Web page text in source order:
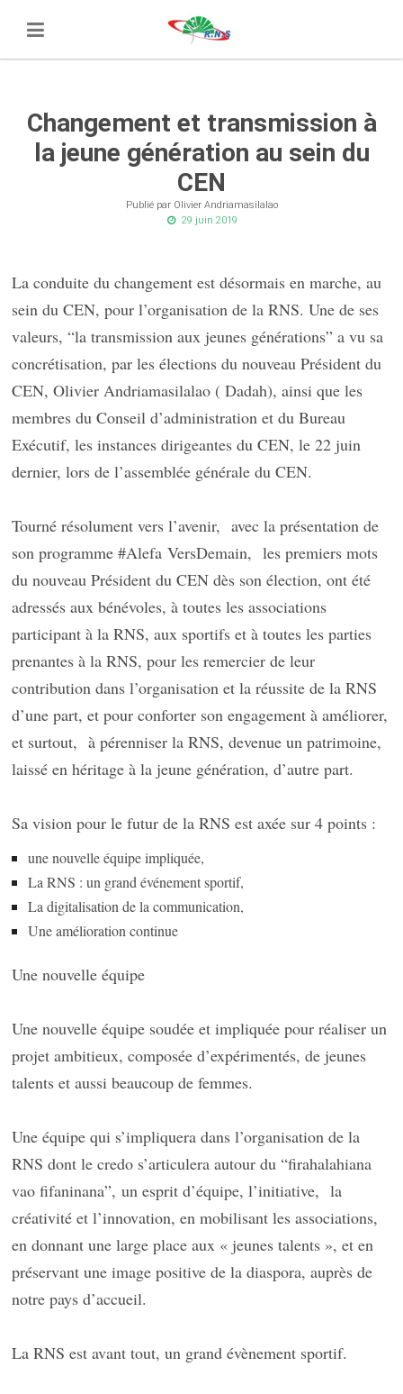
Changement et transmission à
la jeune génération au sein du
CEN
Publié par Olivier Andriamasilalao
29 juin 2019
La conduite du changement est désormais en marche, au
sein du CEN, pour l’organisation de la RNS. Une de ses
valeurs, “la transmission aux jeunes générations” a vu sa
concrétisation, par les élections du nouveau Président du
CEN, Olivier Andriamasilalao ( Dadah), ainsi que les
membres du Conseil d’administration et du Bureau
Exécutif, les instances dirigeantes du CEN, le 22 juin
dernier, lors de l’assemblée générale du CEN.
Tourné résolument vers l’avenir, avec la présentation de
son programme #Alefa VersDemain, les premiers mots
du nouveau Président du CEN dès son élection, ont été
adressés aux bénévoles, à toutes les associations
participant à la RNS, aux sportifs et à toutes les parties
prenantes à la RNS, pour les remercier de leur
contribution dans l’organisation et la réussite de la RNS
d’une part, et pour conforter son engagement à améliorer,
et surtout, à pérenniser la RNS, devenue un patrimoine,
laissé en héritage à la jeune génération, d’autre part.
Sa vision pour le futur de la RNS est axée sur 4 points :
une nouvelle équipe impliquée,
La RNS : un grand événement sportif,
La digitalisation de la communication,
Une amélioration continue
Une nouvelle équipe
Une nouvelle équipe soudée et impliquée pour réaliser un
projet ambitieux, composée d’expérimentés, de jeunes
talents et aussi beaucoup de femmes.
Une équipe qui s’impliquera dans l’organisation de la
RNS dont le credo s’articulera autour du “firahalahiana
vao fifaninana”, un esprit d’équipe, l’initiative, la
créativité et l’innovation, en mobilisant les associations,
en donnant une large place aux « jeunes talents », et en
préservant une image positive de la diaspora, auprès de
notre pays d’accueil.
La RNS est avant tout, un grand évènement sportif.